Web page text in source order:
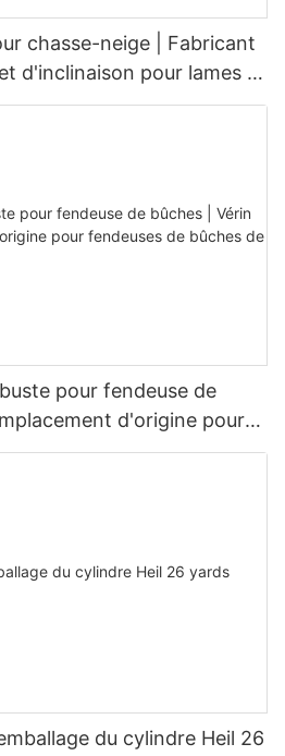
chasse-neige | Fabricant
d'inclinaison pour lames à
pour fendeuse de
d'origine pour
de 20 à 45 tonnes
du cylindre Heil 26